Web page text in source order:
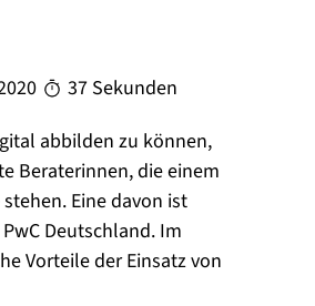
37 Sekunden
abbilden zu können,
Beraterinnen, die einem
Eine davon ist
Deutschland. Im
Vorteile der Einsatz von